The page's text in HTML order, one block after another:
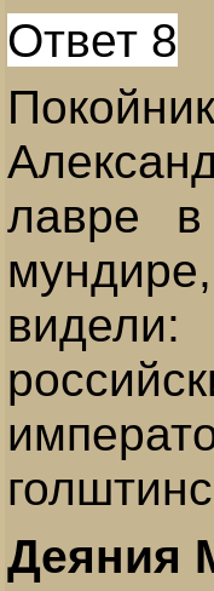
Ответ 8
лавре в
Деяния